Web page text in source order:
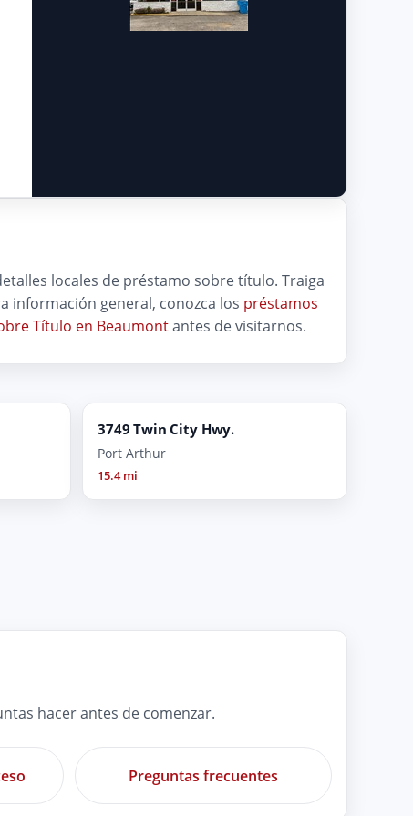
locales de préstamo sobre título. Traiga
información general, conozca los préstamos
Título en Beaumontantes de visitarnos.
3749 Twin City Hwy.
Port Arthur
15.4 mi
hacer antes de comenzar.
Preguntas frecuentes